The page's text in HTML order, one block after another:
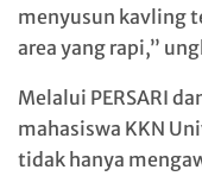
menyusun kavling
area yang rapi,”
Melalui PERSARI
mahasiswa KKN
tidak hanya